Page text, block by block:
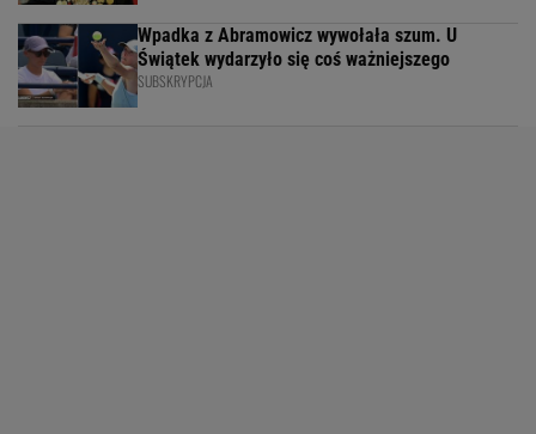
Wpadka z Abramowicz wywołała szum. U
Świątek wydarzyło się coś ważniejszego
SUBSKRYPCJA